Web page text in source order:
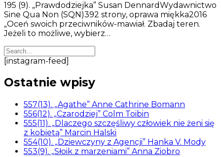
195 (9). „Prawdodziejka” Susan DennardWydawnictwo
Sine Qua Non (SQN)392 strony, oprawa miękka2016
„Oceń swoich przeciwników-mawiał. Zbadaj teren.
Jeżeli to możliwe, wybierz…
[instagram-feed]
Ostatnie wpisy
557(13). „Agathe” Anne Cathrine Bomann
556(12). „Czarodziej” Colm Toibin
555(11). „Dlaczego szczęśliwy człowiek nie żeni się
z kobietą” Marcin Halski
554(10). „Dziewczyny z Agencji” Hanka V. Mody
553(9). „Słoik z marzeniami” Anna Ziobro